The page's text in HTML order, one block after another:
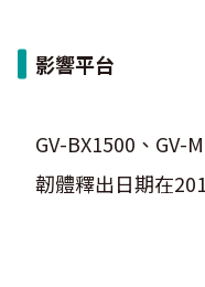
影響平台
GV-BX1500、GV-
韌體釋出日期在